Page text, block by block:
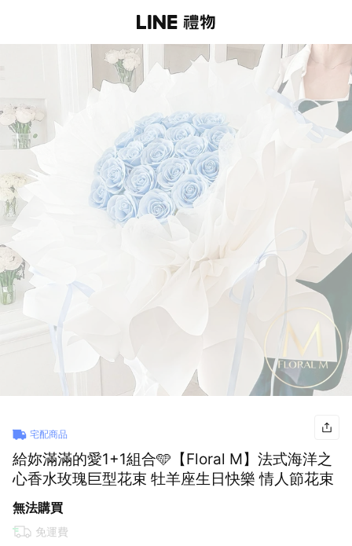
宅配商品
給妳滿滿的愛1+1組合🩵【Floral M】法式海洋之
心香水玫瑰巨型花束 牡羊座生日快樂 情人節花束
無法購買
免運費